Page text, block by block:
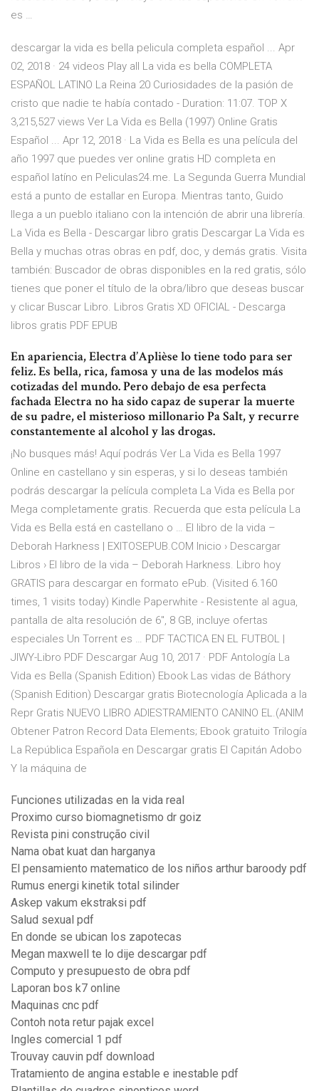
es …
descargar la vida es bella pelicula completa español ... Apr
02, 2018 · 24 videos Play all La vida es bella COMPLETA
ESPAÑOL LATINO La Reina 20 Curiosidades de la pasión de
cristo que nadie te había contado - Duration: 11:07. TOP X
3,215,527 views Ver La Vida es Bella (1997) Online Gratis
Español ... Apr 12, 2018 · La Vida es Bella es una película del
año 1997 que puedes ver online gratis HD completa en
español latíno en Peliculas24.me. La Segunda Guerra Mundial
está a punto de estallar en Europa. Mientras tanto, Guido
llega a un pueblo italiano con la intención de abrir una librería.
La Vida es Bella - Descargar libro gratis Descargar La Vida es
Bella y muchas otras obras en pdf, doc, y demás gratis. Visita
también: Buscador de obras disponibles en la red gratis, sólo
tienes que poner el título de la obra/libro que deseas buscar
y clicar Buscar Libro. Libros Gratis XD OFICIAL - Descarga
libros gratis PDF EPUB
En apariencia, Electra d’Aplièse lo tiene todo para ser
feliz. Es bella, rica, famosa y una de las modelos más
cotizadas del mundo. Pero debajo de esa perfecta
fachada Electra no ha sido capaz de superar la muerte
de su padre, el misterioso millonario Pa Salt, y recurre
constantemente al alcohol y las drogas.
¡No busques más! Aquí podrás Ver La Vida es Bella 1997
Online en castellano y sin esperas, y si lo deseas también
podrás descargar la película completa La Vida es Bella por
Mega completamente gratis. Recuerda que esta película La
Vida es Bella está en castellano o … El libro de la vida –
Deborah Harkness | EXITOSEPUB.COM Inicio › Descargar
Libros › El libro de la vida – Deborah Harkness. Libro hoy
GRATIS para descargar en formato ePub. (Visited 6.160
times, 1 visits today) Kindle Paperwhite - Resistente al agua,
pantalla de alta resolución de 6", 8 GB, incluye ofertas
especiales Un Torrent es … PDF TACTICA EN EL FUTBOL |
JIWY-Libro PDF Descargar Aug 10, 2017 · PDF Antología La
Vida es Bella (Spanish Edition) Ebook Las vidas de Báthory
(Spanish Edition) Descargar gratis Biotecnología Aplicada a la
Repr Gratis NUEVO LIBRO ADIESTRAMIENTO CANINO EL.(ANIM
Obtener Patron Record Data Elements; Ebook gratuito Trilogía
La República Española en Descargar gratis El Capitán Adobo
Y la máquina de
Funciones utilizadas en la vida real
Proximo curso biomagnetismo dr goiz
Revista pini construção civil
Nama obat kuat dan harganya
El pensamiento matematico de los niños arthur baroody pdf
Rumus energi kinetik total silinder
Askep vakum ekstraksi pdf
Salud sexual pdf
En donde se ubican los zapotecas
Megan maxwell te lo dije descargar pdf
Computo y presupuesto de obra pdf
Laporan bos k7 online
Maquinas cnc pdf
Contoh nota retur pajak excel
Ingles comercial 1 pdf
Trouvay cauvin pdf download
Tratamiento de angina estable e inestable pdf